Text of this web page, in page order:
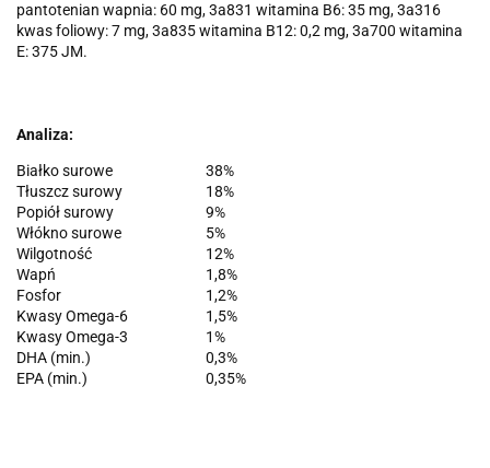
pantotenian wapnia: 60 mg, 3a831 witamina B6: 35 mg, 3a316
kwas foliowy: 7 mg, 3a835 witamina B12: 0,2 mg, 3a700 witamina
E: 375 JM.
Analiza:
Białko surowe
38%
Tłuszcz surowy
18%
Popiół surowy
9%
Włókno surowe
5%
Wilgotność
12%
Wapń
1,8%
Fosfor
1,2%
Kwasy Omega-6
1,5%
Kwasy Omega-3
1%
DHA (min.)
0,3%
EPA (min.)
0,35%